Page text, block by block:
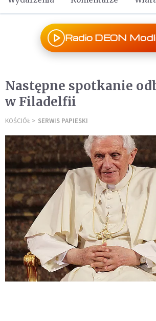
Radio DEON
Następne spotkanie
w Filadelfii
KOŚCIÓŁ SERWIS PAPIESKI